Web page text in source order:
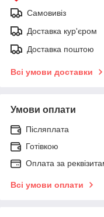
Самовивіз
Доставка кур'єром
Доставка поштою
Всі умови доставки
Умови оплати
Післяплата
Готівкою
Оплата за
Всі умови оплати